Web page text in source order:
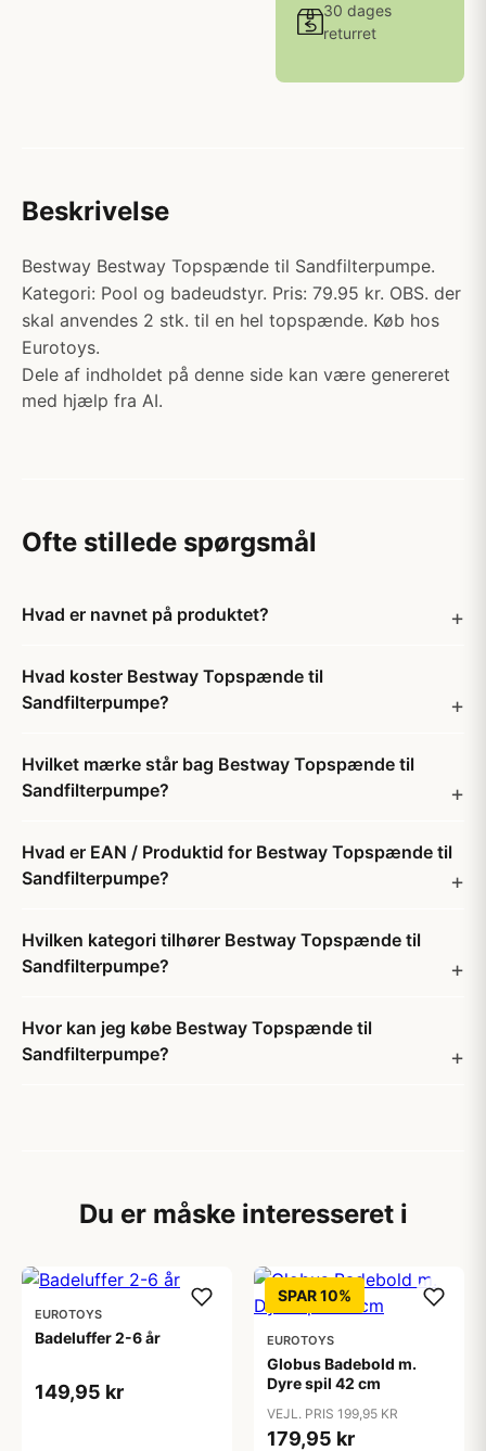
30 dages
returret
Beskrivelse
Bestway Bestway Topspænde til Sandfilterpumpe.
Kategori: Pool og badeudstyr. Pris: 79.95 kr. OBS. der
skal anvendes 2 stk. til en hel topspænde. Køb hos
Eurotoys.
Dele af indholdet på denne side kan være genereret
med hjælp fra AI.
Ofte stillede spørgsmål
Hvad er navnet på produktet?
Hvad koster Bestway Topspænde til
Sandfilterpumpe?
Hvilket mærke står bag Bestway Topspænde til
Sandfilterpumpe?
Hvad er EAN / Produktid for Bestway Topspænde til
Sandfilterpumpe?
Hvilken kategori tilhører Bestway Topspænde til
Sandfilterpumpe?
Hvor kan jeg købe Bestway Topspænde til
Sandfilterpumpe?
Du er måske interesseret i
EUROTOYS
Badeluffer 2-6 år
149,95 kr
SPAR 10%
EUROTOYS
Globus Badebold m.
Dyre spil 42 cm
VEJL. PRIS 199,95 KR
179,95 kr